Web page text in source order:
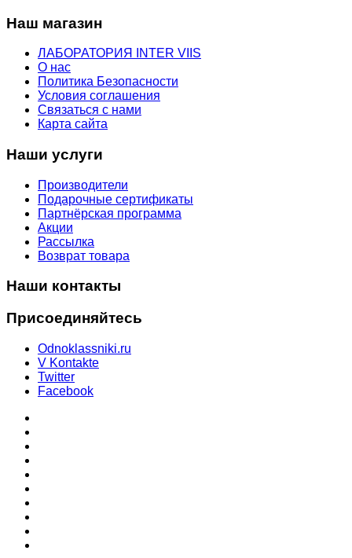
Наш магазин
ЛАБОРАТОРИЯ INTER VIIS
О нас
Политика Безопасности
Условия соглашения
Связаться с нами
Карта сайта
Наши услуги
Производители
Подарочные сертификаты
Партнёрская программа
Акции
Рассылка
Возврат товара
Наши контакты
Присоединяйтесь
Odnoklassniki.ru
V Kontakte
Twitter
Facebook